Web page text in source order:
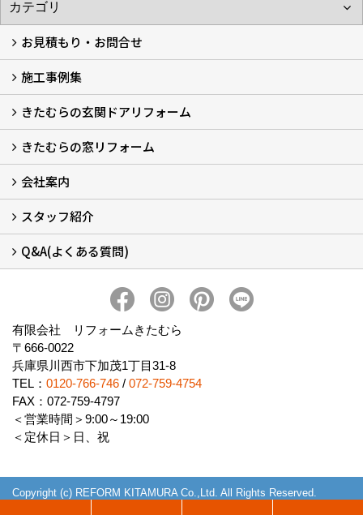
お見積もり・お問合せ
LINEで概算見積もり
チャットで質問
問い合わせフォームから
オンライン相談
電話で相談
無料現地調査をご希望の方
施工事例集
玄関ドアリフォーム
玄関引戸リフォーム
勝手口ドアリフォーム
窓リフォーム
きたむらの玄関ドアリフォーム
玄関ドアリフォームについて
リシェントについて (23)
・玄関ドアバリエーション (52)
・玄関引戸バリエーション (44)
・勝手口ドアバリエーション (11)
安心の自社施工
無料点検
保証について
価格について
概算見積について (2)
きたむらの窓リフォーム
窓リフォームについて (5)
・内窓設置-LIXILインプラス
・内窓設置-AGCまどまど
・窓交換
・エコガラス交換
・防犯・防災ガラス交換
会社案内
会社概要 (2)
ブログ
アクセス
施工エリア
施工までの流れ
SNSインフォメーション
チャット機能
オンライン打合わせ
補助金について (2)
スタッフ紹介
スタッフ紹介
Q&A(よくある質問)
有限会社 リフォームきたむら
〒666-0022
兵庫県川西市下加茂1丁目31-8
TEL： 0120-766-746 / 072-759-4754
FAX：072-759-4797
＜営業時間＞9:00～19:00
＜定休日＞日、祝
Copyright (c) REFORM KITAMURA Co.,Ltd. All Rights Reserved.